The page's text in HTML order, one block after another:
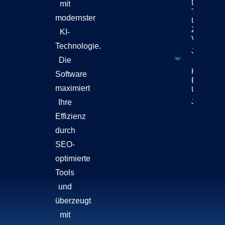
mit
modernster
KI-
Technologie.
Die
Software
maximiert
Ihre
Effizienz
durch
SEO-
optimierte
Tools
und
überzeugt
mit
Der
Und
Zukunft
Verbindet
Jetzt
KI-
Bewegt
Jetzt